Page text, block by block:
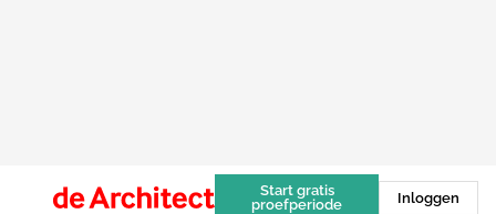
Start gratis
proefperiode
Inloggen